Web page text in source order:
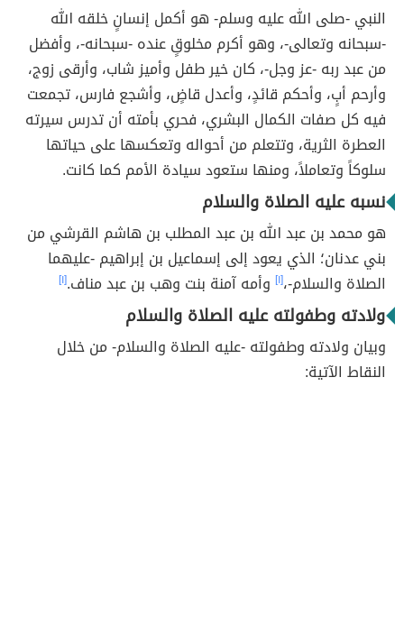
النبي -صلى الله عليه وسلم- هو أكمل إنسانٍ خلقه الله
-سبحانه وتعالى-، وهو أكرم مخلوقٍ عنده -سبحانه-، وأفضل
من عبد ربه -عز وجل-، كان خير طفل وأميز شاب، وأرقى زوج،
وأرحم أبٍ، وأحكم قائدٍ، وأعدل قاضٍ، وأشجع فارس، تجمعت
فيه كل صفات الكمال البشري، فحري بأمته أن تدرس سيرته
العطرة الثرية، وتتعلم من أحواله وتعكسها على حياتها
سلوكاً وتعاملاً، ومنها ستعود سيادة الأمم كما كانت.
نسبه عليه الصلاة والسلام
هو محمد بن عبد الله بن عبد المطلب بن هاشم القرشي من
بني عدنان؛ الذي يعود إلى إسماعيل بن إبراهيم -عليهما
الصلاة والسلام-،[١] وأمه آمنة بنت وهب بن عبد مناف.[١]
ولادته وطفولته عليه الصلاة والسلام
وبيان ولادته وطفولته -عليه الصلاة والسلام- من خلال
النقاط الآتية: